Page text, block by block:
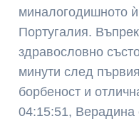
миналогодишното
Португалия.
здравословно
минути след
борбеност и
04:15:51, Верадина